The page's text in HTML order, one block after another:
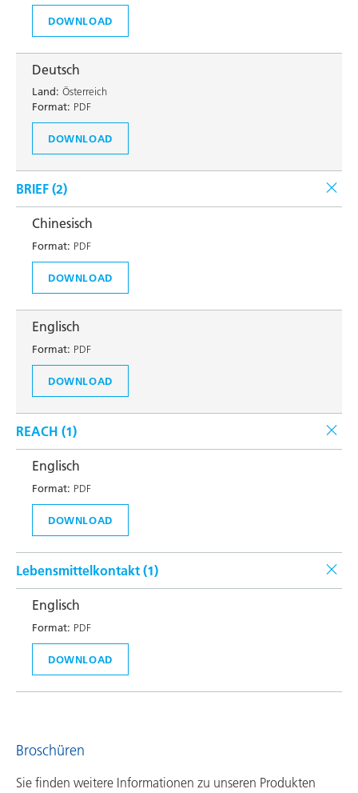
DOWNLOAD
Deutsch
Land: Österreich
Format: PDF
DOWNLOAD
BRIEF (2)
Chinesisch
Format: PDF
DOWNLOAD
Englisch
Format: PDF
DOWNLOAD
REACH (1)
Englisch
Format: PDF
DOWNLOAD
Lebensmittelkontakt (1)
Englisch
Format: PDF
DOWNLOAD
Broschüren
Sie finden weitere Informationen zu unseren Produkten